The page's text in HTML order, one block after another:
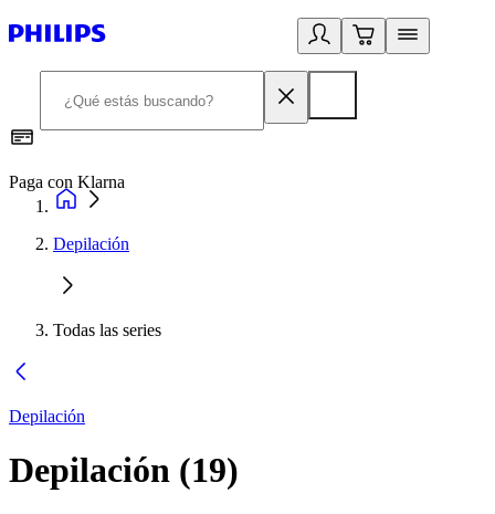
Paga con Klarna
Depilación
Todas las series
Depilación
Depilación (19)